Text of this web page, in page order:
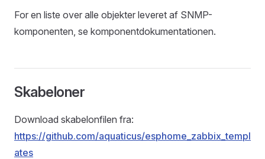
For en liste over alle objekter leveret af SNMP-
komponenten, se komponentdokumentationen.
Skabeloner
Download skabelonfilen fra:
https://github.com/aquaticus/esphome_zabbix_templ
ates